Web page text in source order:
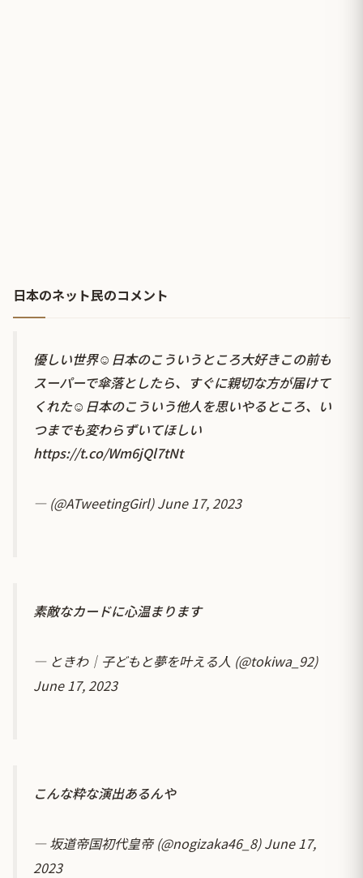
日本のネット民のコメント
優しい世界☺️日本のこういうところ大好きこの前も
スーパーで傘落としたら、すぐに親切な方が届けて
くれた☺️日本のこういう他人を思いやるところ、い
つまでも変わらずいてほしい
https://t.co/Wm6jQl7tNt
— (@ATweetingGirl)June 17, 2023
素敵なカードに心温まります
— ときわ｜子どもと夢を叶える人 (@tokiwa_92)
June 17, 2023
こんな粋な演出あるんや
— 坂道帝国初代皇帝 (@nogizaka46_8)June 17,
2023